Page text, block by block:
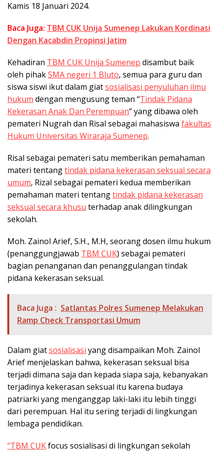
Kamis 18 Januari 2024.
Baca Juga: TBM CUK Unija Sumenep Lakukan Kordinasi
Dengan Kacabdin Propinsi Jatim
Kehadiran TBM CUK Unija Sumenep disambut baik
oleh pihakSMA negeri 1 Bluto, semua para guru dan
siswa siswi ikut dalam giatsosialisasi penyuluhan ilmu
hukum dengan mengusung teman “Tindak Pidana
Kekerasan Anak Dan Perempuan” yang dibawa oleh
pemateri Nugrah dan Risal sebagai mahasiswa fakultas
Hukum Universitas Wiraraja Sumenep.
Risal sebagai pemateri satu memberikan pemahaman
materi tentangtindak pidana kekerasan seksual secara
umum, Rizal sebagai pemateri kedua memberikan
pemahaman materi tentangtindak pidana kekerasan
seksual secara khusu terhadap anak dilingkungan
sekolah.
Moh. Zainol Arief, S.H., M.H, seorang dosen ilmu hukum
(penanggungjawab TBM CUK) sebagai pemateri
bagian penanganan dan penanggulangan tindak
pidana kekerasan seksual.
Baca Juga : Satlantas Polres Sumenep Melakukan
Ramp Check Transportasi Umum
Dalam giatsosialisasi yang disampaikan Moh. Zainol
Arief menjelaskan bahwa, kekerasan seksual bisa
terjadi dimana saja dan kepada siapa saja, kebanyakan
terjadinya kekerasan seksual itu karena budaya
patriarki yang menganggap laki-laki itu lebih tinggi
dari perempuan. Hal itu sering terjadi di lingkungan
lembaga pendidikan.
“TBM CUKfocus sosialisasi di lingkungan sekolah